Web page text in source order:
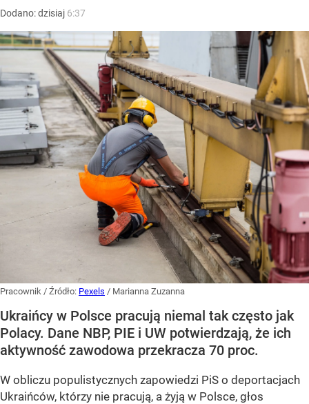
Dodano:dzisiaj 6:37
Pracownik / Źródło: Pexels / Marianna Zuzanna
Ukraińcy w Polsce pracują niemal tak często jak
Polacy. Dane NBP, PIE i UW potwierdzają, że ich
aktywność zawodowa przekracza 70 proc.
W obliczu populistycznych zapowiedzi PiS o deportacjach
Ukraińców, którzy nie pracują, a żyją w Polsce, głos